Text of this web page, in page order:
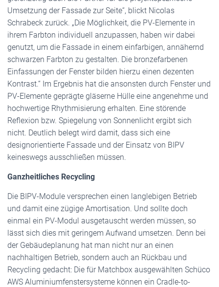
Umsetzung der Fassade zur Seite“, blickt Nicolas
Schrabeck zurück. „Die Möglichkeit, die PV-Elemente in
ihrem Farbton individuell anzupassen, haben wir dabei
genutzt, um die Fassade in einem einfarbigen, annähernd
schwarzen Farbton zu gestalten. Die bronzefarbenen
Einfassungen der Fenster bilden hierzu einen dezenten
Kontrast.“ Im Ergebnis hat die ansonsten durch Fenster und
PV-Elemente geprägte gläserne Hülle eine angenehme und
hochwertige Rhythmisierung erhalten. Eine störende
Reflexion bzw. Spiegelung von Sonnenlicht ergibt sich
nicht. Deutlich belegt wird damit, dass sich eine
designorientierte Fassade und der Einsatz von BIPV
keineswegs ausschließen müssen.
Ganzheitliches Recycling
Die BIPV-Module versprechen einen langlebigen Betrieb
und damit eine zügige Amortisation. Und sollte doch
einmal ein PV-Modul ausgetauscht werden müssen, so
lässt sich dies mit geringem Aufwand umsetzen. Denn bei
der Gebäudeplanung hat man nicht nur an einen
nachhaltigen Betrieb, sondern auch an Rückbau und
Recycling gedacht: Die für Matchbox ausgewählten Schüco
AWS Aluminiumfenstersysteme können ein Cradle-to-